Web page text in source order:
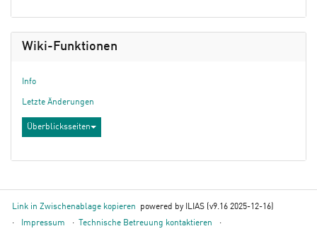
Wiki-Funktionen
Info
Letzte Änderungen
Überblicksseiten
Link in Zwischenablage kopieren
powered by ILIAS (v9.16 2025-12-16)
Impressum
Technische Betreuung kontaktieren